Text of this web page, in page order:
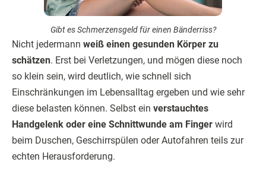
Gibt es Schmerzensgeld für einen Bänderriss?
Nicht jedermann weiß einen gesunden Körper zu
schätzen. Erst bei Verletzungen, und mögen diese noch
so klein sein, wird deutlich, wie schnell sich
Einschränkungen im Lebensalltag ergeben und wie sehr
diese belasten können. Selbst ein verstauchtes
Handgelenk oder eine Schnitt­wunde am Finger wird
beim Duschen, Geschirrspülen oder Autofahren teils zur
echten Herausforderung.